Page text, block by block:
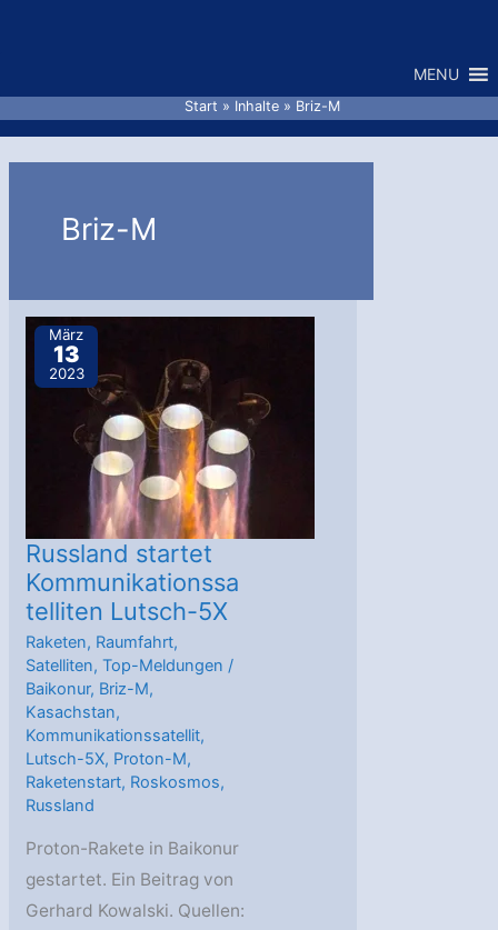
MENU
Start Inhalte Briz-M
Briz-M
März
13
2023
Russland startet
Kommunikationssa
telliten Lutsch-5X
Raketen, Raumfahrt,
Satelliten,Top-Meldungen /
Baikonur, Briz-M,
Kasachstan,
Kommunikationssatellit,
Lutsch-5X, Proton-M,
Raketenstart, Roskosmos,
Russland
Proton-Rakete in Baikonur
gestartet. Ein Beitrag von
Gerhard Kowalski. Quellen: